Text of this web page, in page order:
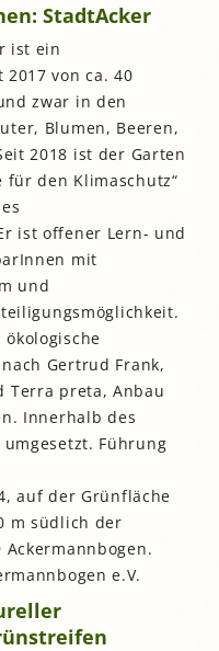
StadtAcker
ist ein
von ca. 40
zwar in den
Blumen, Beeren,
2018 ist der Garten
für den Klimaschutz“
ist offener Lern- und
mit
und
Gertrud Frank,
Terra preta, Anbau
Innerhalb des
Führung
auf der Grünfläche
m südlich der
e.V.